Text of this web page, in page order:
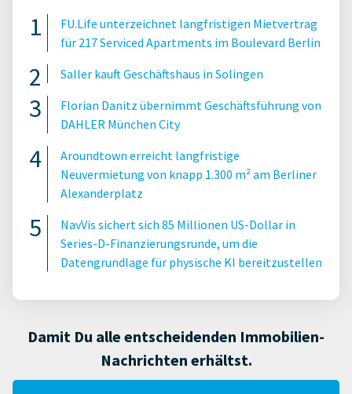
FU.Life unterzeichnet langfristigen Mietvertrag
für 217 Serviced Apartments im Boulevard Berlin
Saller kauft Geschäftshaus in Solingen
Florian Danitz übernimmt Geschäftsführung von
DAHLER München City
Aroundtown erreicht langfristige
Neuvermietung von knapp 1.300 m² am Berliner
Alexanderplatz
NavVis sichert sich 85 Millionen US-Dollar in
Series-D-Finanzierungsrunde, um die
Datengrundlage für physische KI bereitzustellen
Damit Du alle entscheidenden Immobilien-
Nachrichten erhältst.